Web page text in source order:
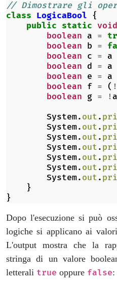
// Dimostrare gli
class LogicaBool {
public static void
boolean a =
boolean b =
boolean c = a
boolean d = a
boolean e = a
boolean f = ( !
boolean g = ! a
System. out .
System. out .
System. out .
System. out .
System. out .
System. out .
System. out .
}
}
Dopo l'esecuzione si può
logiche si applicano ai
L'output mostra che la
stringa di un valore
letterali true oppure false: